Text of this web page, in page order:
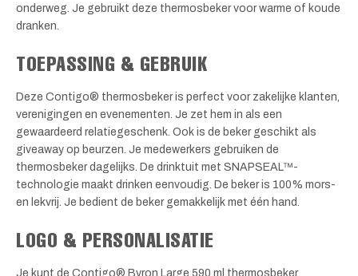
onderweg. Je gebruikt deze thermosbeker voor warme of koude
dranken.
TOEPASSING & GEBRUIK
Deze Contigo® thermosbeker is perfect voor zakelijke klanten,
verenigingen en evenementen. Je zet hem in als een
gewaardeerd relatiegeschenk. Ook is de beker geschikt als
giveaway op beurzen. Je medewerkers gebruiken de
thermosbeker dagelijks. De drinktuit met SNAPSEAL™-
technologie maakt drinken eenvoudig. De beker is 100% mors-
en lekvrij. Je bedient de beker gemakkelijk met één hand.
LOGO & PERSONALISATIE
Je kunt de Contigo® Byron Large 590 ml thermosbeker